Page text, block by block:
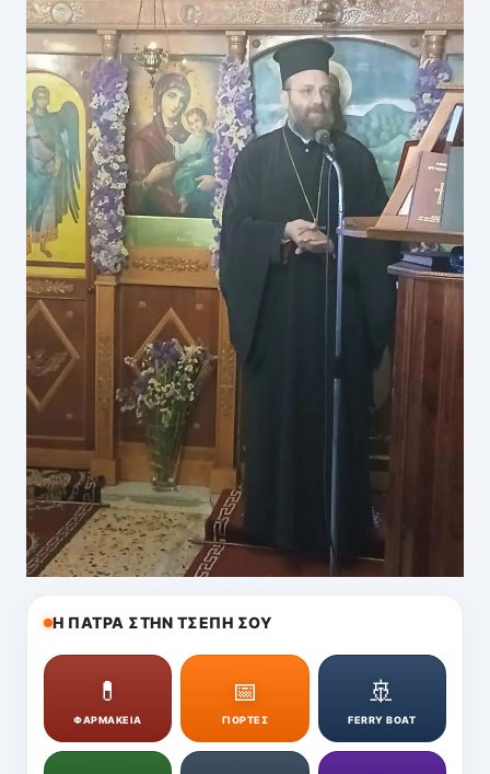
Η ΠΑΤΡΑ ΣΤΗΝ ΤΣΕΠΗ ΣΟΥ
💊
ΦΑΡΜΑΚΕΙΑ
📅
ΓΙΟΡΤΕΣ
🚢
FERRY BOAT